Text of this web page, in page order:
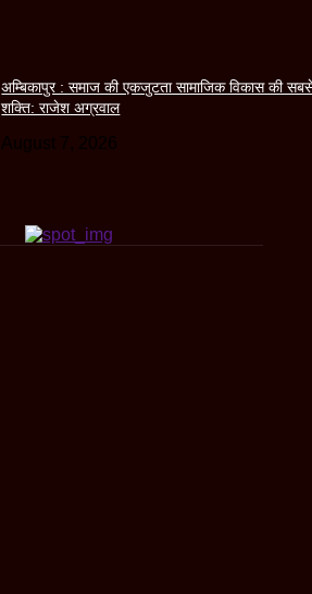
अम्बिकापुर : समाज की एकजुटता सामाजिक विकास की
शक्ति: राजेश अग्रवाल
August 7, 2026